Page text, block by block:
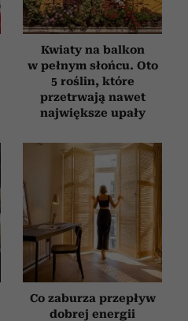
Kwiaty na balkon
w pełnym słońcu. Oto
5 roślin, które
przetrwają nawet
największe upały
Co zaburza przepływ
dobrej energii